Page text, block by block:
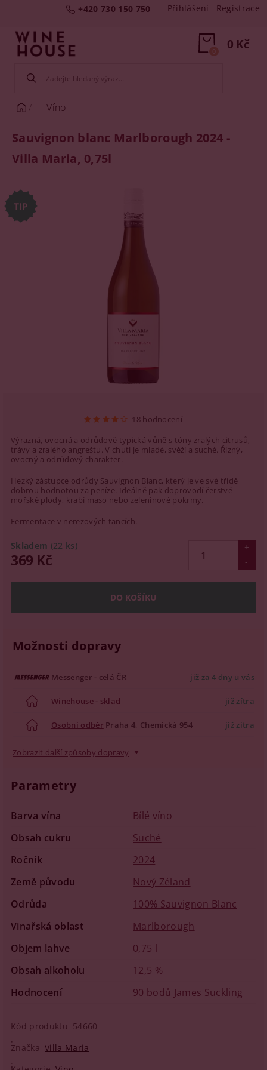
+420 730 150 750 Přihlášení Registrace
0 Kč
0
Víno
Sauvignon blanc Marlborough 2024 -
Villa Maria, 0,75l
18 hodnocení
Výrazná, ovocná a odrůdově typická vůně s tóny zralých citrusů,
trávy a zralého angreštu. V chuti je mladé, svěží a suché. Řízný,
ovocný a odrůdový charakter.
Hezký zástupce odrůdy Sauvignon Blanc, který je ve své třídě
dobrou hodnotou za peníze. Ideálně pak doprovodí čerstvé
mořské plody, krabí maso nebo zeleninové pokrmy.
Fermentace v nerezových tancích.
Skladem (22 ks)
369 Kč
Možnosti dopravy
Messenger - celá ČR již za 4 dny u vás
Winehouse - sklad již zítra
Osobní odběr Praha 4, Chemická 954 již zítra
Zobrazit další způsoby dopravy
Parametry
Barva vína
Bílé víno
Obsah cukru
Suché
Ročník
2024
Země původu
Nový Zéland
Odrůda
100% Sauvignon Blanc
Vinařská oblast
Marlborough
Objem lahve
0,75 l
Obsah alkoholu
12,5 %
Hodnocení
90 bodů James Suckling
Kód produktu 54660
Značka Villa Maria